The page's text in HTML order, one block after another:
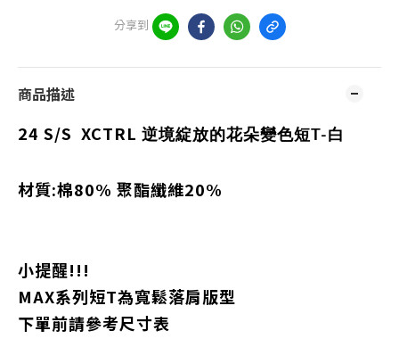
分享到
商品描述
24 S/S XCTRL 逆境綻放的花朵變色短T-白
材質:棉80% 聚酯纖維20%
小提醒!!!
MAX系列短T為寬鬆落肩版型
下單前請參考尺寸表